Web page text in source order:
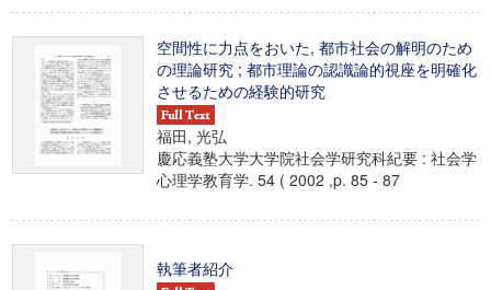
空間性に力点をおいた, 都市社会の解明のため
の理論研究 ; 都市理論の認識論的視座を明確化
させるための経験的研究
福田, 光弘
慶応義塾大学大学院社会学研究科紀要 : 社会学
心理学教育学. 54 ( 2002 ,p. 85 - 87
執筆者紹介